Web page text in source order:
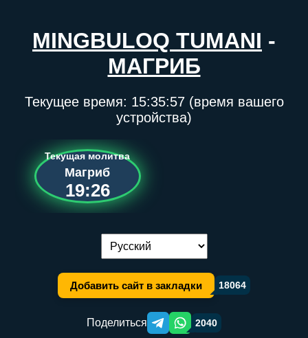
MINGBULOQ TUMANI -
МАГРИБ
Текущее время: 15:35:57(время вашего
устройства)
Текущая молитва
Магриб
19:26
Переключение языка:
Добавить сайт в закладки 18064
Поделиться Telegram orqali ulashish
WhatsApp orqali ulashish
2040